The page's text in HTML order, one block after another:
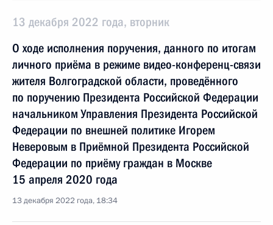
13 декабря 2022 года, вторник
О ходе исполнения поручения, данного по итогам
личного приёма в режиме видео-конференц-связи
жителя Волгоградской области, проведённого
по поручению Президента Российской Федерации
начальником Управления Президента Российской
Федерации по внешней политике Игорем
Неверовым в Приёмной Президента Российской
Федерации по приёму граждан в Москве
15 апреля 2020 года
13 декабря 2022 года, 18:34